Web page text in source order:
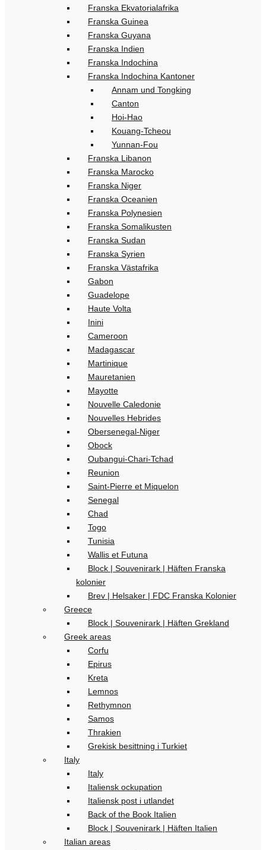
Franska Ekvatorialafrika
Franska Guinea
Franska Guyana
Franska Indien
Franska Indochina
Franska Indochina Kantoner
Annam und Tongking
Canton
Hoi-Hao
Kouang-Tcheou
Yunnan-Fou
Franska Libanon
Franska Marocko
Franska Niger
Franska Oceanien
Franska Polynesien
Franska Somalikusten
Franska Sudan
Franska Syrien
Franska Västafrika
Gabon
Guadelope
Haute Volta
Inini
Cameroon
Madagascar
Martinique
Mauretanien
Mayotte
Nouvelle Caledonie
Nouvelles Hebrides
Obersenegal-Niger
Obock
Oubangui-Chari-Tchad
Reunion
Saint-Pierre et Miquelon
Senegal
Chad
Togo
Tunisia
Wallis et Futuna
Block | Souvenirark | Häften Franska
kolonier
Brev | Helsaker | FDC Franska Kolonier
Greece
Block | Souvenirark | Häften Grekland
Greek areas
Corfu
Epirus
Kreta
Lemnos
Rethymnon
Samos
Thrakien
Grekisk besittning i Turkiet
Italy
Italy
Italiensk ockupation
Italiensk post i utlandet
Back of the Book Italien
Block | Souvenirark | Häften Italien
Italian areas